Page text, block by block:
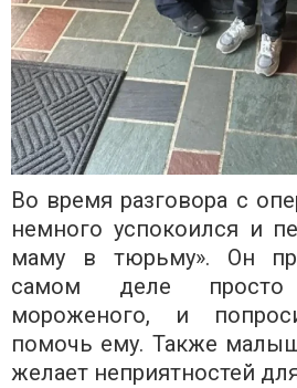
Во время разговора с
немного успокоился и
маму в тюрьму». Он
самом деле
мороженого, и
помочь ему. Также
желает неприятностей